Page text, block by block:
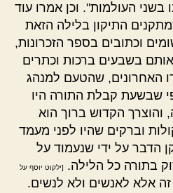
בשני העולמות". וכן אמרו עוד
התיקון בלילה הזאת
וכתובים בספר הזכרונות,
בשבעים ברכות וכתרים
האחרונים, שהטעם למנהג
שבשעת קבלת התורה היו
והוצרך הקדוש ברוך הוא
וברקים שהיו לפני מעמד
הדבר על ידי שנעמוד על
בתורה כל הלילה.
[ילקוט יוסף על
זה אלא לאנשים ולא לנשים.